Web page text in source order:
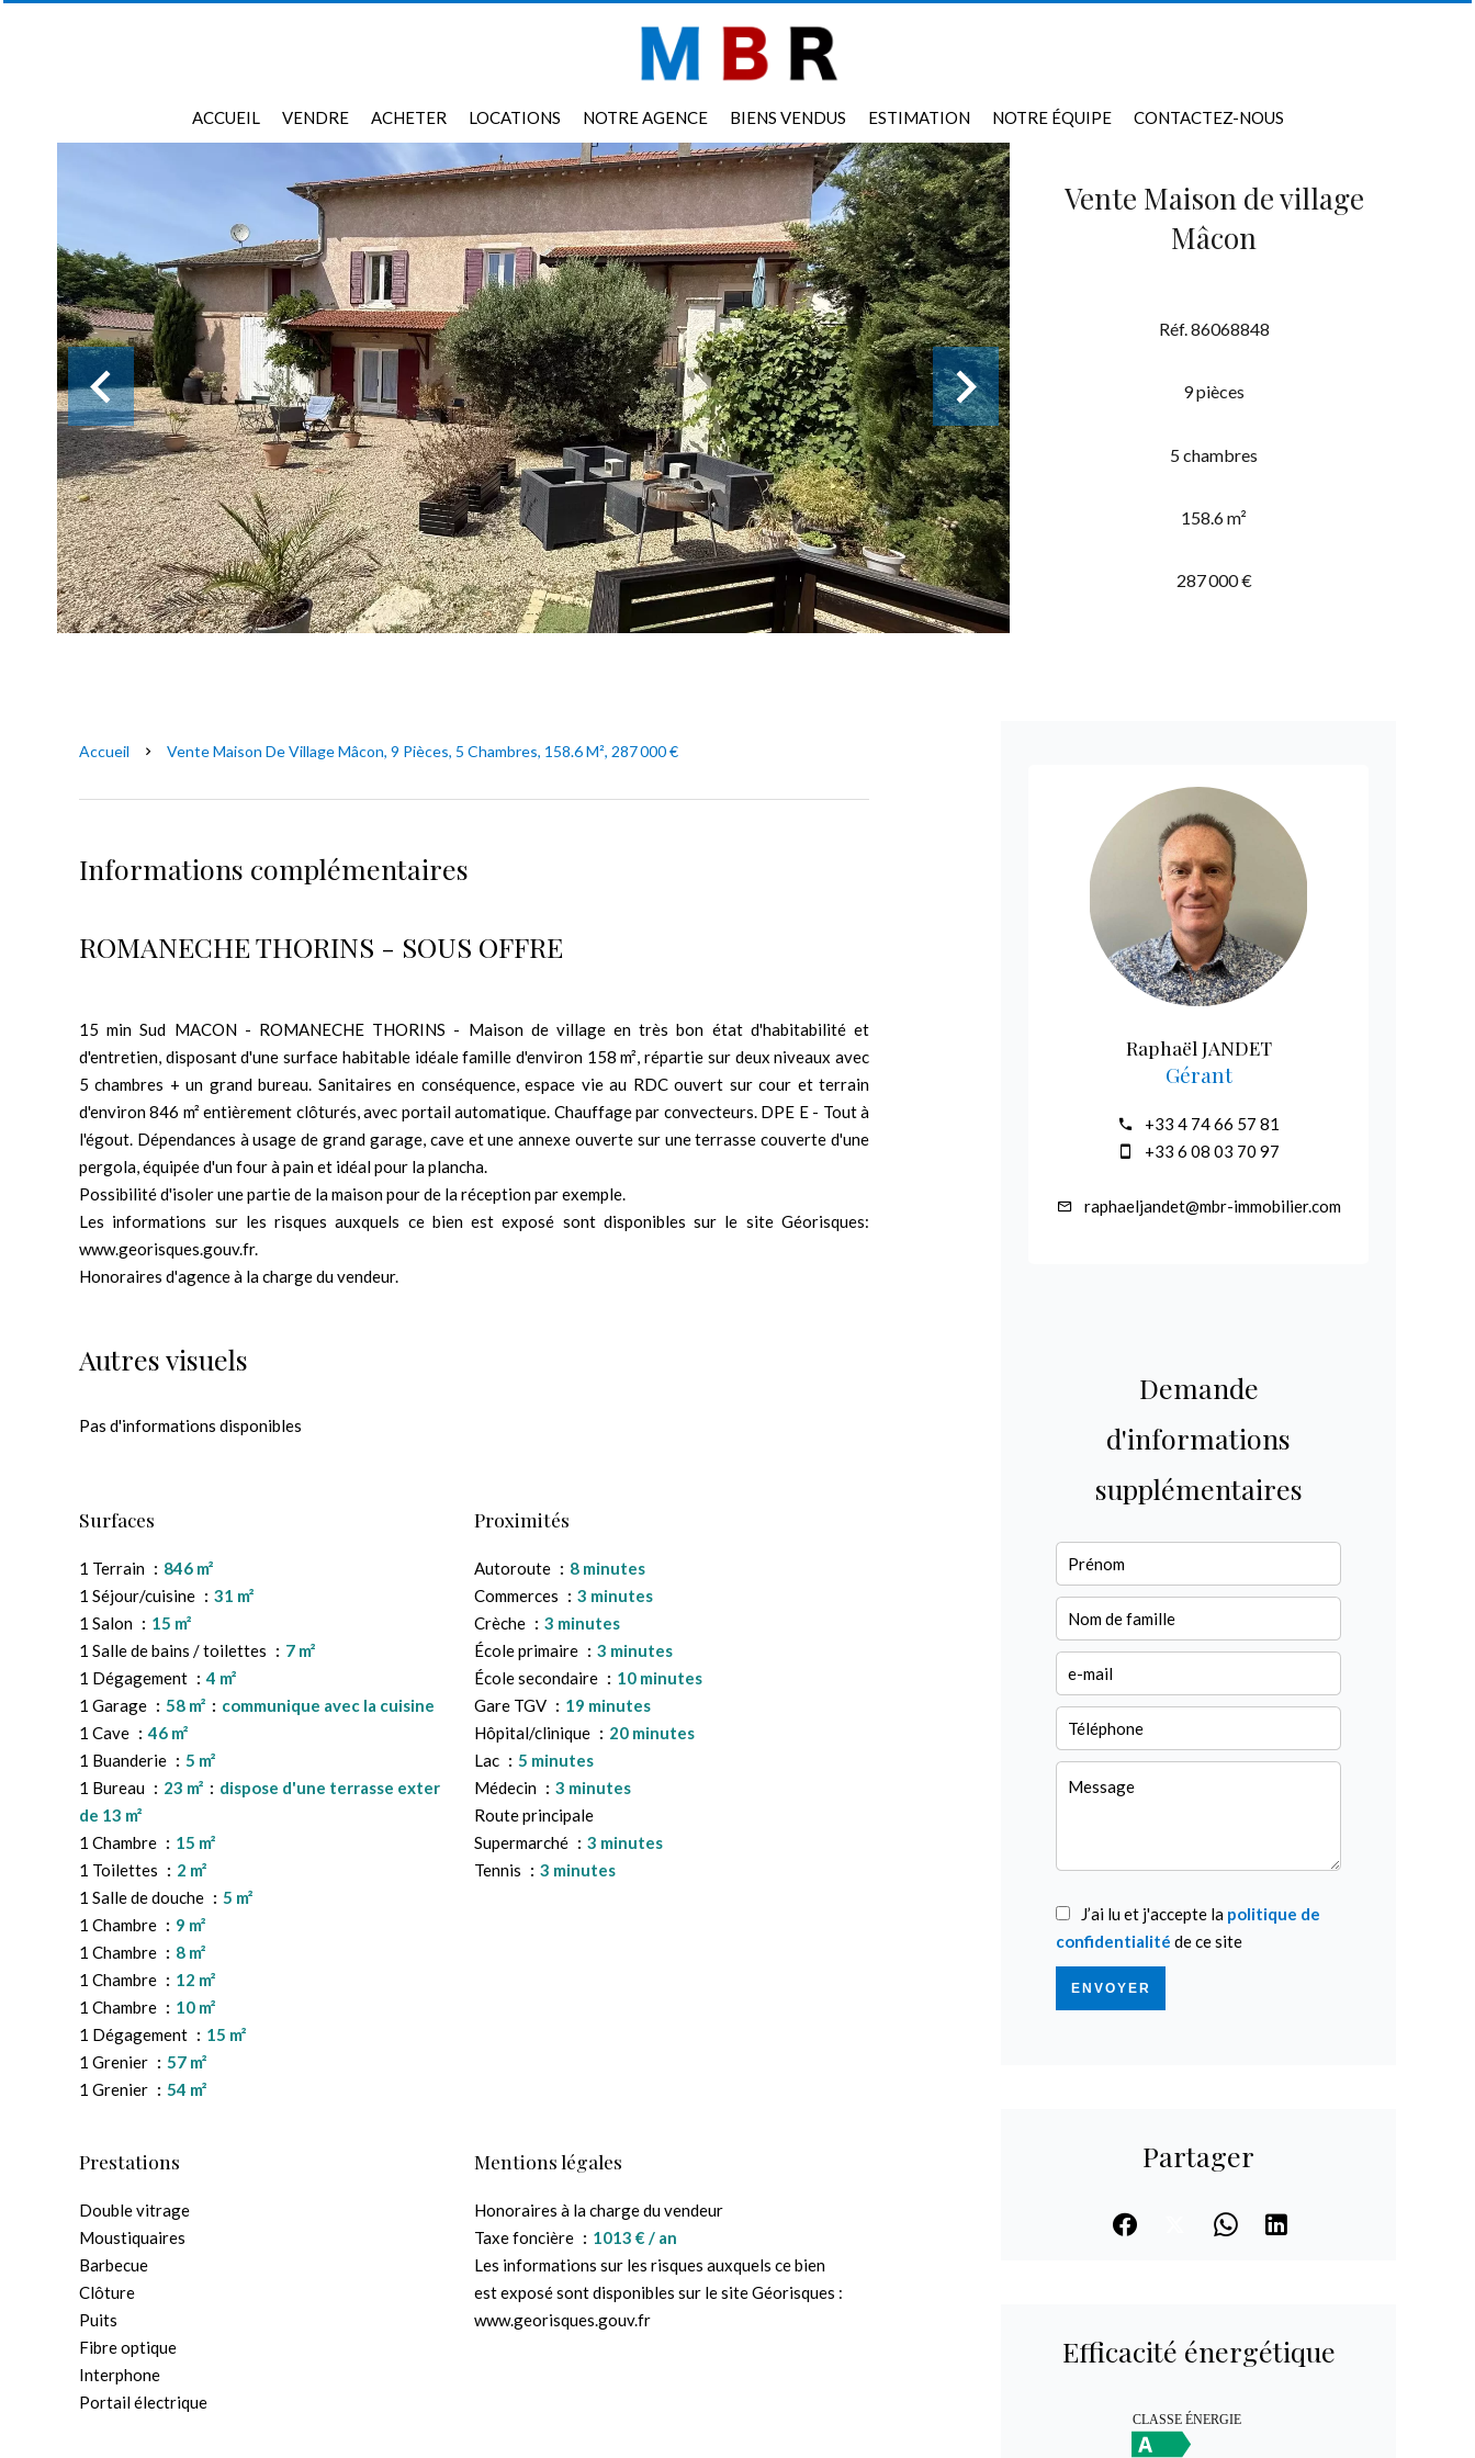
ACCUEIL VENDRE ACHETER LOCATIONS NOTRE AGENCE BIENS VENDUS ESTIMATION NOTRE ÉQUIPE CONTACTEZ-NOUS
Vente Maison de village
Mâcon
Réf. 86068848
9 pièces
5 chambres
158.6 m²
287 000 €
Accueil Vente Maison De Village Mâcon, 9 Pièces, 5 Chambres, 158.6 M², 287 000 €
Informations complémentaires
ROMANECHE THORINS - SOUS OFFRE
15 min Sud MACON - ROMANECHE THORINS - Maison de village en très bon état d'habitabilité et
d'entretien, disposant d'une surface habitable idéale famille d'environ 158 m², répartie sur deux niveaux avec
5 chambres + un grand bureau. Sanitaires en conséquence, espace vie au RDC ouvert sur cour et terrain
d'environ 846 m² entièrement clôturés, avec portail automatique. Chauffage par convecteurs. DPE E - Tout à
l'égout. Dépendances à usage de grand garage, cave et une annexe ouverte sur une terrasse couverte d'une
pergola, équipée d'un four à pain et idéal pour la plancha.
Possibilité d'isoler une partie de la maison pour de la réception par exemple.
Les informations sur les risques auxquels ce bien est exposé sont disponibles sur le site Géorisques:
www.georisques.gouv.fr.
Honoraires d'agence à la charge du vendeur.
Autres visuels
Pas d'informations disponibles
Surfaces
1 Terrain
846 m²
1 Séjour/cuisine
31 m²
1 Salon
15 m²
1 Salle de bains / toilettes
7 m²
1 Dégagement
4 m²
1 Garage
58 m²
communique avec la cuisine
1 Cave
46 m²
1 Buanderie
5 m²
1 Bureau
23 m²
dispose d'une terrasse exter
de 13 m²
1 Chambre
15 m²
1 Toilettes
2 m²
1 Salle de douche
5 m²
1 Chambre
9 m²
1 Chambre
8 m²
1 Chambre
12 m²
1 Chambre
10 m²
1 Dégagement
15 m²
1 Grenier
57 m²
1 Grenier
54 m²
Proximités
Autoroute
8 minutes
Commerces
3 minutes
Crèche
3 minutes
École primaire
3 minutes
École secondaire
10 minutes
Gare TGV
19 minutes
Hôpital/clinique
20 minutes
Lac
5 minutes
Médecin
3 minutes
Route principale
Supermarché
3 minutes
Tennis
3 minutes
Prestations
Double vitrage
Moustiquaires
Barbecue
Clôture
Puits
Fibre optique
Interphone
Portail électrique
Mentions légales
Honoraires à la charge du vendeur
Taxe foncière
1013 € / an
Les informations sur les risques auxquels ce bien
est exposé sont disponibles sur le site Géorisques :
www.georisques.gouv.fr
Raphaël JANDET
Gérant
+33 4 74 66 57 81
+33 6 08 03 70 97
raphaeljandet@mbr-immobilier.com
Demande
d'informations
supplémentaires
J’ai lu et j'accepte la politique de
confidentialité de ce site
ENVOYER
Partager
Efficacité énergétique